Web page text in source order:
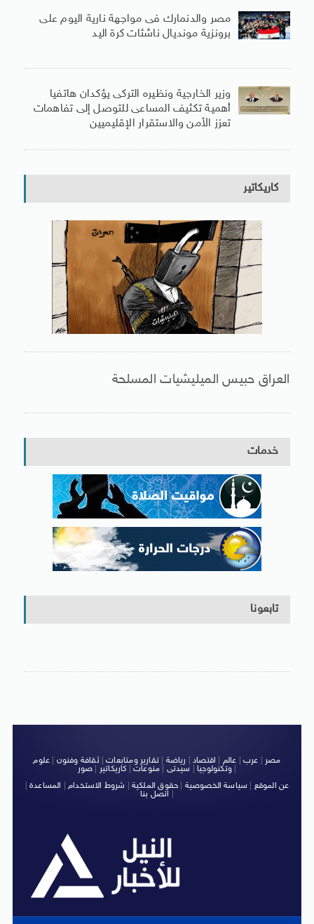
مصر والدنمارك فى مواجهة نارية اليوم على
برونزية مونديال ناشئات كرة اليد
وزير الخارجية ونظيره التركى يؤكدان هاتفيا
أهمية تكثيف المساعى للتوصل إلى تفاهمات
تعزز الأمن والاستقرار الإقليميين
كاريكاتير
العراق حبيس الميليشيات المسلحة
خدمات
تابعونا
مصر عرب عالم اقتصاد رياضة |تقارير ومتابعات|ثقافة وفنون
علوم
وتكنولوجيا| سيدتى منوعات كاريكاتير صور
|
عن الموقع
سياسة الخصوصية حقوق الملكية شروط الاستخدام| المساعدة|
اتصل بنا